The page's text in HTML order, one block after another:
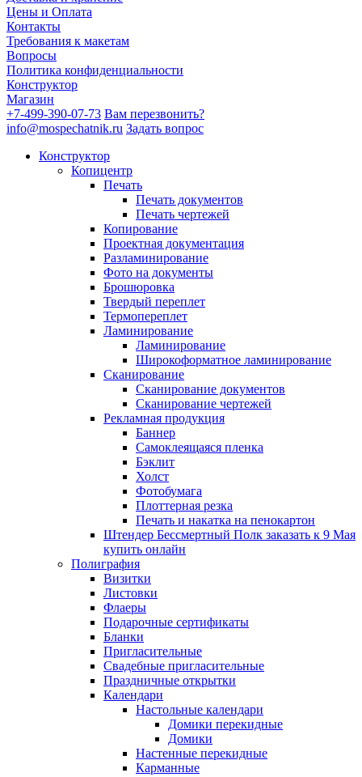
Цены и Оплата
Контакты
Требования к макетам
Вопросы
Политика конфиденциальности
Конструктор
Магазин
+7-499-390-07-73 Вам перезвонить?
info@mospechatnik.ru Задать вопрос
Конструктор
Копицентр
Печать
Печать документов
Печать чертежей
Копирование
Проектная документация
Разламинирование
Фото на документы
Брошюровка
Твердый переплет
Термопереплет
Ламинирование
Ламинирование
Широкоформатное ламинирование
Сканирование
Сканирование документов
Сканирование чертежей
Рекламная продукция
Баннер
Самоклеящаяся пленка
Бэклит
Холст
Фотобумага
Плоттерная резка
Печать и накатка на пенокартон
Штендер Бессмертный Полк заказать к 9 Мая
купить онлайн
Полиграфия
Визитки
Листовки
Флаеры
Подарочные сертификаты
Бланки
Пригласительные
Свадебные пригласительные
Праздничные открытки
Календари
Настольные календари
Домики перекидные
Домики
Настенные перекидные
Карманные